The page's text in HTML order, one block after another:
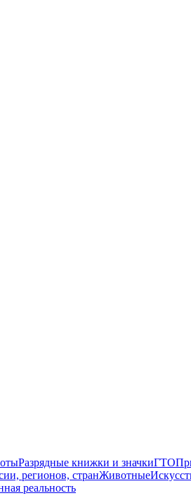
Разрядные книжки и значкиГТО
регионов, странЖивотные
реальность